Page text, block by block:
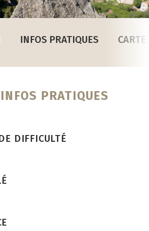
INFOS PRATIQUES CARTE
INFOS PRATIQUES
DIFFICULTÉ